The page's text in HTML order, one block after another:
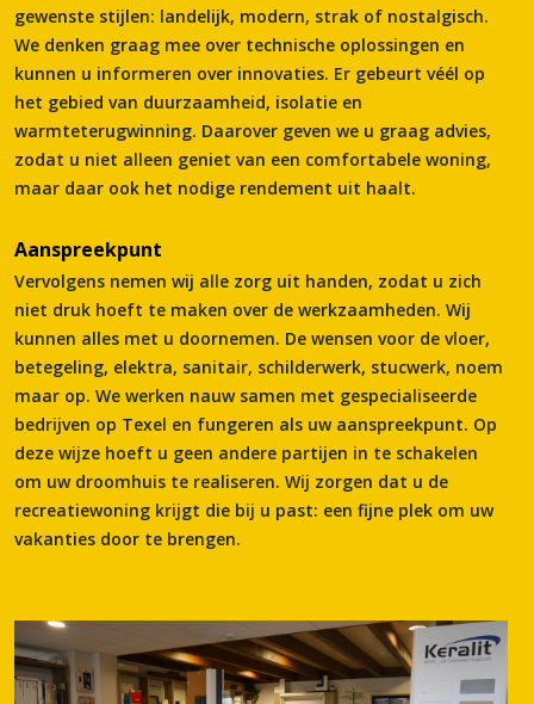
gewenste stijlen: landelijk, modern, strak of nostalgisch.
We denken graag mee over technische oplossingen en
kunnen u informeren over innovaties. Er gebeurt véél op
het gebied van duurzaamheid, isolatie en
warmteterugwinning. Daarover geven we u graag advies,
zodat u niet alleen geniet van een comfortabele woning,
maar daar ook het nodige rendement uit haalt.
Aanspreekpunt
Vervolgens nemen wij alle zorg uit handen, zodat u zich
niet druk hoeft te maken over de werkzaamheden. Wij
kunnen alles met u doornemen. De wensen voor de vloer,
betegeling, elektra, sanitair, schilderwerk, stucwerk, noem
maar op. We werken nauw samen met gespecialiseerde
bedrijven op Texel en fungeren als uw aanspreekpunt. Op
deze wijze hoeft u geen andere partijen in te schakelen
om uw droomhuis te realiseren. Wij zorgen dat u de
recreatiewoning krijgt die bij u past: een fijne plek om uw
vakanties door te brengen.